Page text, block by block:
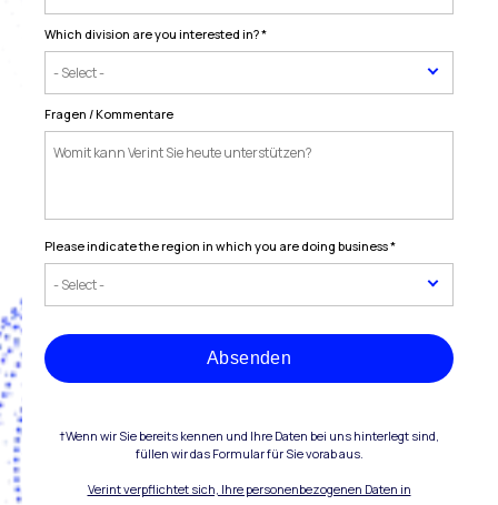
Which division are you interested in?*
Fragen / Kommentare
Please indicate the region in which you are doing business*
Absenden
†Wenn wir Sie bereits kennen und Ihre Daten bei uns hinterlegt sind,
füllen wir das Formular für Sie vorab aus.
Verint verpflichtet sich, Ihre personenbezogenen Daten in